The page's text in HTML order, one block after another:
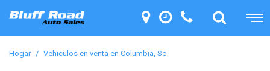
Hogar / Vehiculos en venta en Columbia, Sc